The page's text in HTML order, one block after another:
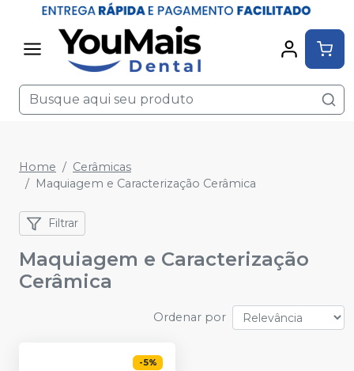
Home
Cerâmicas
Maquiagem e Caracterização Cerâmica
Filtrar
Maquiagem e Caracterização
Cerâmica
Ordenar por
-5%